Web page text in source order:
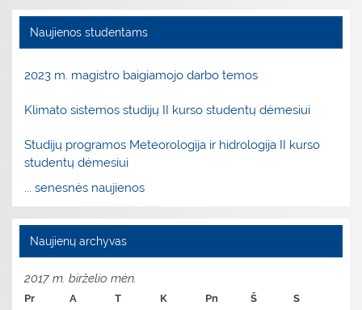
Naujienos studentams
2023 m. magistro baigiamojo darbo temos
Klimato sistemos studijų II kurso studentų dėmesiui
Studijų programos Meteorologija ir hidrologija II kurso
studentų dėmesiui
... senesnės naujienos
Naujienų archyvas
2017 m. birželio mėn.
Pr A T K Pn Š S